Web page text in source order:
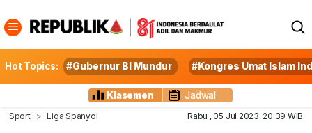
Hot Topics: #Gubernur BI Mundur #Kongres Umat Islam
Klasemen Jadwal
Sport Liga Spanyol Rabu , 05 Jul 2023, 20:39 WIB